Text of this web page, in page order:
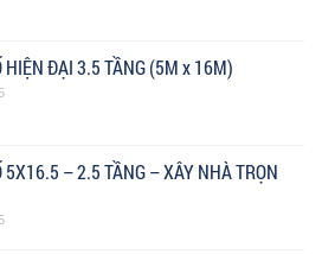
HIỆN ĐẠI 3.5 TẦNG (5M x 16M)
5X16.5 – 2.5 TẦNG – XÂY NHÀ TRỌN